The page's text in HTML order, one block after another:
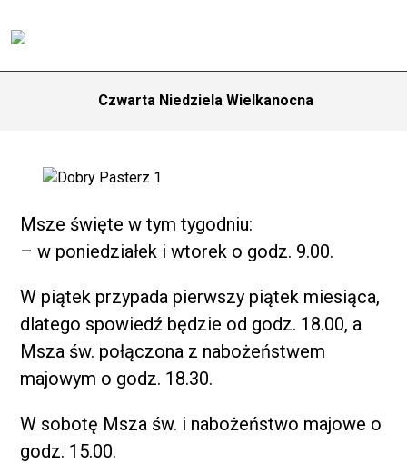
Czwarta Niedziela Wielkanocna
Msze święte w tym tygodniu:
– w poniedziałek i wtorek o godz. 9.00.
W piątek przypada pierwszy piątek miesiąca,
dlatego spowiedź będzie od godz. 18.00, a
Msza św. połączona z nabożeństwem
majowym o godz. 18.30.
W sobotę Msza św. i nabożeństwo majowe o
godz. 15.00.